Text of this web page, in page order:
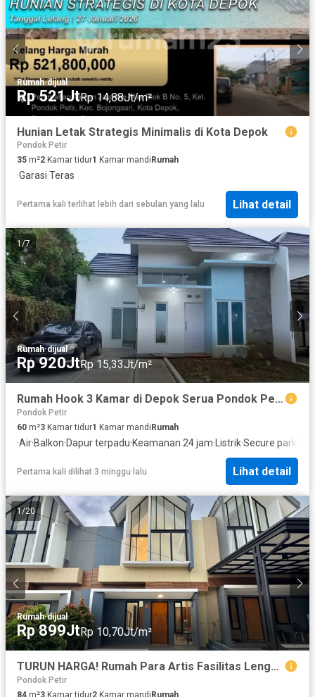
Rumah·dijual
Rp 521JtRp 14,88Jt/m²
Hunian Letak Strategis Minimalis di Kota Depok
Pondok Petir
35 m²2 Kamar tidur1 Kamar mandi Rumah
·Garasi·Teras
Pertama kali terlihat lebih dari sebulan yang lalu Lihat detail
1 /7
Rumah·dijual
Rp 920JtRp 15,33Jt/m²
Rumah Hook 3 Kamar di Depok Serua Pondok Petir, Asri dan Murah!
Pondok Petir
60 m²3 Kamar tidur1 Kamar mandi Rumah
·Air·Balkon·Dapur terpadu·Keamanan 24 jam· Listrik·Secure parking
Pertama kali dilihat 3 minggu lalu Lihat detail
1 /20
Rumah·dijual
Rp 899JtRp 10,70Jt/m²
TURUN HARGA! Rumah Para Artis Fasilitas Lengkap Di Depok Bojongsari
Pondok Petir
84 m²3 Kamar tidur2 Kamar mandiRumah